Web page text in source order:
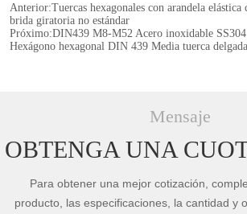
Anterior:Tuercas hexagonales con arandela elástica
brida giratoria no estándar
Próximo:DIN439 M8-M52 Acero inoxidable
Hexágono hexagonal DIN 439 Media tuerca delgada
Mensaje
OBTENGA UNA
Para obtener una mejor cotización,
producto, las especificaciones, la cantidad y